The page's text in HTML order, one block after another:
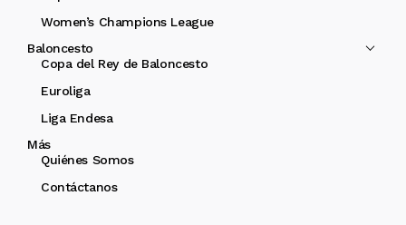
Women’s Champions League
Baloncesto
Copa del Rey de Baloncesto
Euroliga
Liga Endesa
Más
Quiénes Somos
Contáctanos